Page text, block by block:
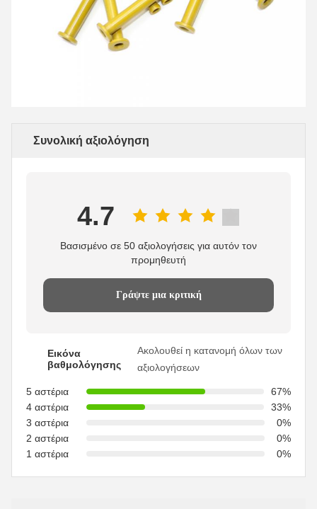
Συνολική αξιολόγηση
4.7
Βασισμένο σε 50 αξιολογήσεις για αυτόν τον
προμηθευτή
Γράψτε μια κριτική
Εικόνα
βαθμολόγησης
Ακολουθεί η κατανομή όλων των
αξιολογήσεων
5 αστέρια
67%
4 αστέρια
33%
3 αστέρια
0%
2 αστέρια
0%
1 αστέρια
0%